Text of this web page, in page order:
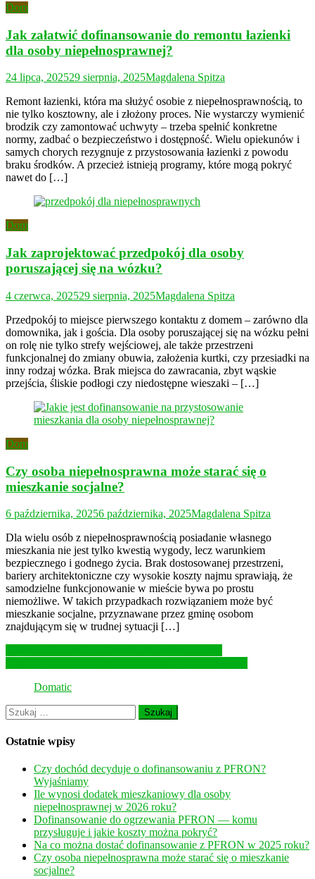
Dom
Jak załatwić dofinansowanie do remontu łazienki
dla osoby niepełnosprawnej?
24 lipca, 202529 sierpnia, 2025Magdalena Spitza
Remont łazienki, która ma służyć osobie z niepełnosprawnością, to
nie tylko kosztowny, ale i złożony proces. Nie wystarczy wymienić
brodzik czy zamontować uchwyty – trzeba spełnić konkretne
normy, zadbać o bezpieczeństwo i dostępność. Wielu opiekunów i
samych chorych rezygnuje z przystosowania łazienki z powodu
braku środków. A przecież istnieją programy, które mogą pokryć
nawet do […]
Dom
Jak zaprojektować przedpokój dla osoby
poruszającej się na wózku?
4 czerwca, 202529 sierpnia, 2025Magdalena Spitza
Przedpokój to miejsce pierwszego kontaktu z domem – zarówno dla
domownika, jak i gościa. Dla osoby poruszającej się na wózku pełni
on rolę nie tylko strefy wejściowej, ale także przestrzeni
funkcjonalnej do zmiany obuwia, założenia kurtki, czy przesiadki na
inny rodzaj wózka. Brak miejsca do zawracania, zbyt wąskie
przejścia, śliskie podłogi czy niedostępne wieszaki – […]
Dom
Czy osoba niepełnosprawna może starać się o
mieszkanie socjalne?
6 października, 20256 października, 2025Magdalena Spitza
Dla wielu osób z niepełnosprawnością posiadanie własnego
mieszkania nie jest tylko kwestią wygody, lecz warunkiem
bezpiecznego i godnego życia. Brak dostosowanej przestrzeni,
bariery architektoniczne czy wysokie koszty najmu sprawiają, że
samodzielne funkcjonowanie w mieście bywa po prostu
niemożliwe. W takich przypadkach rozwiązaniem może być
mieszkanie socjalne, przyznawane przez gminę osobom
znajdującym się w trudnej sytuacji […]
Nawigacja
wpisu
Domatic
Szukaj:
Ostatnie wpisy
Czy dochód decyduje o dofinansowaniu z PFRON?
Wyjaśniamy
Ile wynosi dodatek mieszkaniowy dla osoby
niepełnosprawnej w 2026 roku?
Dofinansowanie do ogrzewania PFRON — komu
przysługuje i jakie koszty można pokryć?
Na co można dostać dofinansowanie z PFRON w 2025 roku?
Czy osoba niepełnosprawna może starać się o mieszkanie
socjalne?